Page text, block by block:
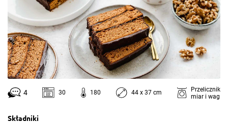
4 30 180 44 x 37 cm
Przelicznik
miar i wag
Składniki